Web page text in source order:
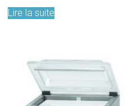
Lire la suite